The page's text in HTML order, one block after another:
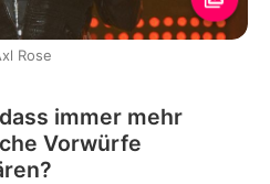
Rose
immer mehr
Vorwürfe